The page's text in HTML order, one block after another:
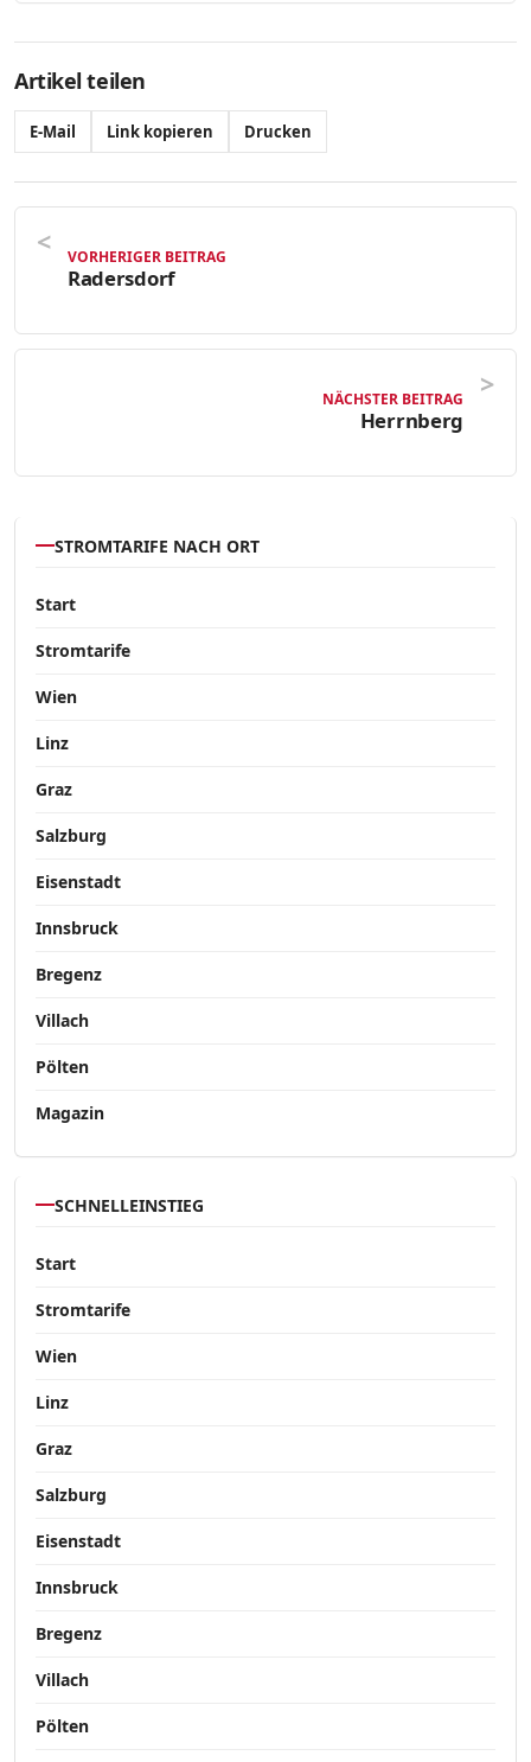
Artikel teilen
E-Mail Link kopieren Drucken
VORHERIGER BEITRAG
Radersdorf
NÄCHSTER BEITRAG
Herrnberg
STROMTARIFE NACH ORT
Start
Stromtarife
Wien
Linz
Graz
Salzburg
Eisenstadt
Innsbruck
Bregenz
Villach
Pölten
Magazin
SCHNELLEINSTIEG
Start
Stromtarife
Wien
Linz
Graz
Salzburg
Eisenstadt
Innsbruck
Bregenz
Villach
Pölten